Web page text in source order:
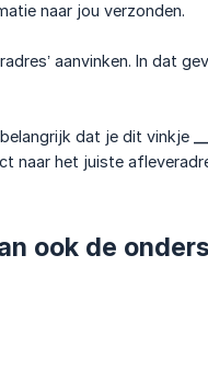
naar jou verzonden.
aanvinken. In dat
dat je dit vinkje
naar het juiste
ook de